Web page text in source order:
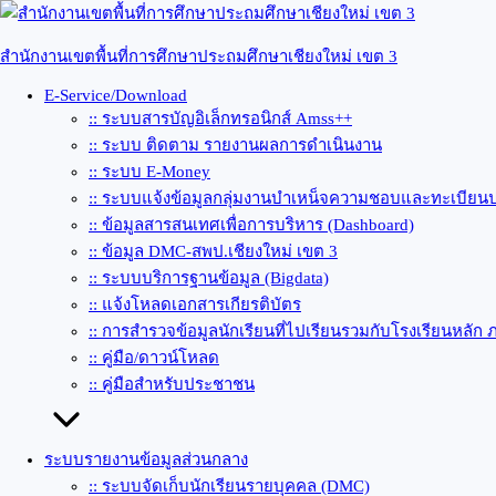
Skip
content
สำนักงานเขตพื้นที่การศึกษาประถมศึกษาเชียงใหม่ เขต 3
E-Service/Download
:: ระบบสารบัญอิเล็กทรอนิกส์ Amss++
:: ระบบ ติดตาม รายงานผลการดำเนินงาน
:: ระบบ E-Money
:: ระบบแจ้งข้อมูลกลุ่มงานบำเหน็จความชอบและทะเบียน
:: ข้อมูลสารสนเทศเพื่อการบริหาร (Dashboard)
:: ข้อมูล DMC-สพป.เชียงใหม่ เขต 3
:: ระบบบริการฐานข้อมูล (Bigdata)
:: แจ้งโหลดเอกสารเกียรติบัตร
:: การสำรวจข้อมูลนักเรียนที่ไปเรียนรวมกับโรงเรียนหลั
:: คู่มือ/ดาวน์โหลด
:: คู่มือสำหรับประชาชน
ระบบรายงานข้อมูลส่วนกลาง
:: ระบบจัดเก็บนักเรียนรายบุคคล (DMC)